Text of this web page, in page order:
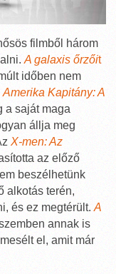
filmből három
A galaxis őrzőit
időben nem
Amerika Kapitány: A
a saját maga
állja meg
X-men: Az
az előző
beszélhetünk
alkotás terén,
és ez megtérült. A
annak is
el, amit már